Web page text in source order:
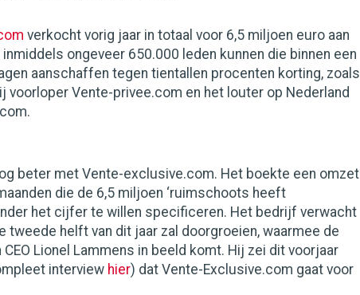
verkocht vorig jaar in totaal voor 6,5 miljoen euro aan
ongeveer 650.000 leden kunnen die binnen een
aanschaffen tegen tientallen procenten korting, zoals
voorloper Vente-privee.com en het louter op Nederland
beter met Vente-exclusive.com. Het boekte een omzet
die de 6,5 miljoen ‘ruimschoots heeft
het cijfer te willen specificeren. Het bedrijf verwacht
tweede helft van dit jaar zal doorgroeien, waarmee de
Lionel Lammens in beeld komt. Hij zei dit voorjaar
interview hier) dat Vente-Exclusive.com gaat voor